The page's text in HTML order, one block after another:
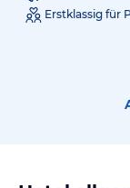
Erstklassig für